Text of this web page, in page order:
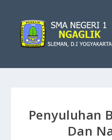
Penyuluhan
Dan